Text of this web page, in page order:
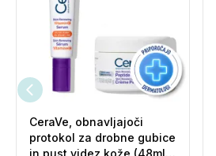
CeraVe, obnavljajoči
protokol za drobne gubice
in pust videz kože (48ml